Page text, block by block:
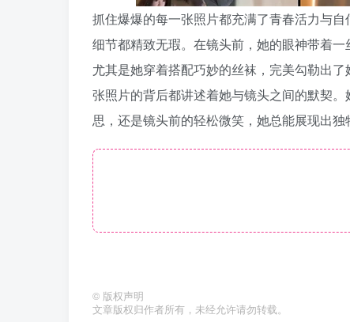
抓住爆爆的每一张照片都充满了青春活力与
细节都精致无瑕。在镜头前，她的眼神带着
尤其是她穿着搭配巧妙的丝袜，完美勾勒出
张照片的背后都讲述着她与镜头之间的默契
思，还是镜头前的轻松微笑，她总能展现出独
© 版权声明
文章版权归作者所有，未经允许请勿转载。